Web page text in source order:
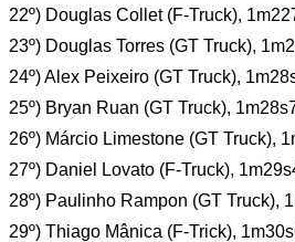
22º) Douglas Collet (F-Truck),
23º) Douglas Torres (GT Truck),
24º) Alex Peixeiro (GT Truck),
25º) Bryan Ruan (GT Truck),
26º) Márcio Limestone (GT Truck),
27º) Daniel Lovato (F-Truck),
28º) Paulinho Rampon (GT Truck),
29º) Thiago Mânica (F-Trick),